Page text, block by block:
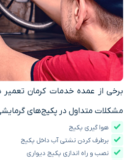
برخی از عمده خدمات کرمان تعمیر
مشکلات متداول در پکیج‌های
هوا گیری پکیج
برطرف کردن نشتی آب داخل پکیج
نصب و راه اندازی پکیج دیواری